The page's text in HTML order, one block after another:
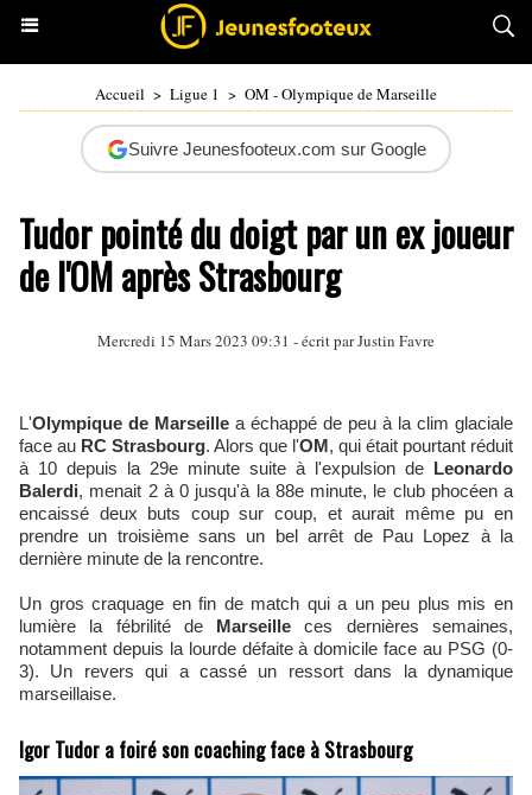
Accueil > Ligue 1 > OM - Olympique de Marseille
Suivre Jeunesfooteux.com sur Google
Tudor pointé du doigt par un ex joueur
de l'OM après Strasbourg
Mercredi 15 Mars 2023 09:31 - écrit parJustin Favre
L'Olympique de Marseille a échappé de peu à la clim glaciale
face au RC Strasbourg. Alors que l'OM, qui était pourtant réduit
à 10 depuis la 29e minute suite à l'expulsion de Leonardo
Balerdi, menait 2 à 0 jusqu'à la 88e minute, le club phocéen a
encaissé deux buts coup sur coup, et aurait même pu en
prendre un troisième sans un bel arrêt de Pau Lopez à la
dernière minute de la rencontre.
Un gros craquage en fin de match qui a un peu plus mis en
lumière la fébrilité de Marseille ces dernières semaines,
notamment depuis la lourde défaite à domicile face au PSG (0-
3). Un revers qui a cassé un ressort dans la dynamique
marseillaise.
Igor Tudor a foiré son coaching face à Strasbourg